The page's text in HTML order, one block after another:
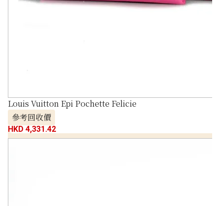
Louis Vuitton Epi Pochette Felicie
參考回收價
HKD 4,331.42